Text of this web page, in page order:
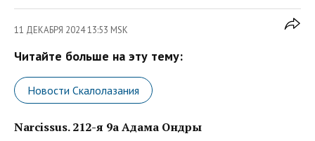
11 ДЕКАБРЯ 2024 13:53 MSK
Читайте больше на эту тему:
Новости Скалолазания
Narcissus. 212-я 9a Адама Ондры